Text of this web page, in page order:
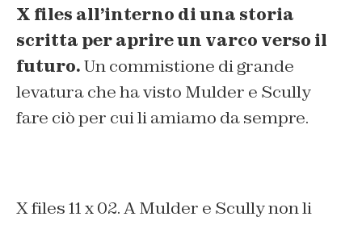
X files all’interno di una storia
scritta per aprire un varco verso il
futuro.Un commistione di grande
levatura che ha visto Mulder e Scully
fare ciò per cui li amiamo da sempre.
X files 11 x 02. A Mulder e Scully non li